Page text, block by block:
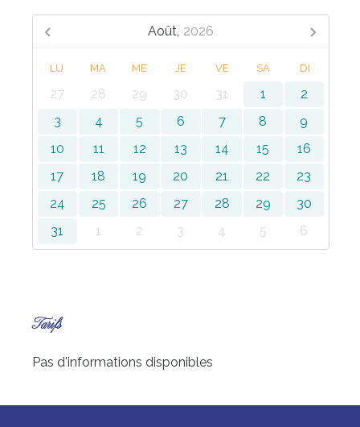
Août, 2026
LU MA ME JE VE SA DI
27 28 29 30 31 1
2
3
4 5 6 7 8
9
10
11 12 13 14 15
16
17
18 19 20 21 22
23
24
25 26 27 28 29
30
31
1 2 3 4 5 6
Tarifs
Pas d'informations disponibles